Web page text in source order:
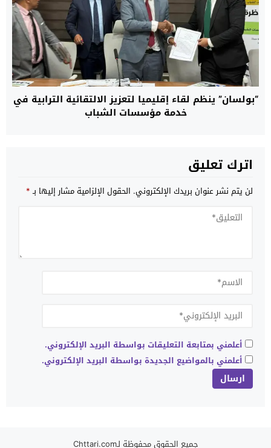
“بولسان” ينظم لقاء إقليميا لتعزيز الالتقائية الترابية في
خدمة مؤسسات الشباب
اترك تعليق
لن يتم نشر عنوان بريدك الإلكتروني. الحقول الإلزامية مشار إليها بـ*
أعلمني بمتابعة التعليقات بواسطة البريد الإلكتروني.
أعلمني بالمواضيع الجديدة بواسطة البريد الإلكتروني.
جميع الحقوق محفوظة لـChttari.com